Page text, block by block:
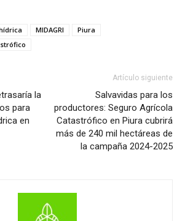
MIDAGRI
Piura
la
para
en
Artículo siguiente
Salvavidas para los
productores: Seguro Agrícola
Catastrófico en Piura cubrirá
más de 240 mil hectáreas de
la campaña 2024-2025